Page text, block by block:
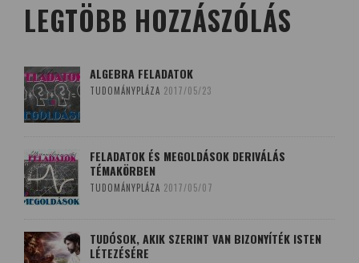
LEGTÖBB HOZZÁSZÓLÁS
ALGEBRA FELADATOK
TUDOMÁNYPLÁZA 2017/05/23
FELADATOK ÉS MEGOLDÁSOK DERIVÁLÁS
TÉMAKÖRBEN
TUDOMÁNYPLÁZA 2017/05/07
TUDÓSOK, AKIK SZERINT VAN BIZONYÍTÉK ISTEN
LÉTEZÉSÉRE